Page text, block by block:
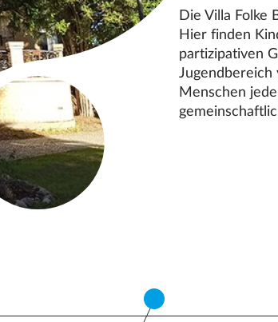
Die Villa Folke
Hier finden
partizipativen
Menschen